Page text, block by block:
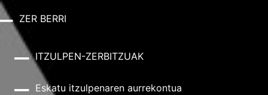
ZER BERRI
ITZULPEN-ZERBITZUAK
Eskatu itzulpenaren aurrekontua